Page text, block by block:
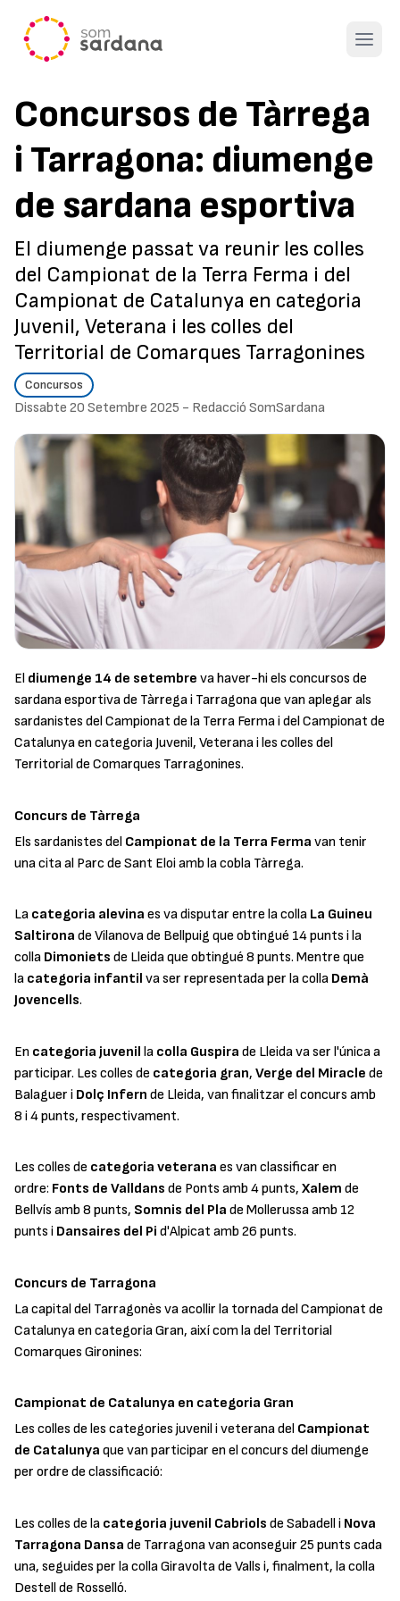
Open
Concursos de Tàrrega
i Tarragona: diumenge
de sardana esportiva
El diumenge passat va reunir les colles
del Campionat de la Terra Ferma i del
Campionat de Catalunya en categoria
Juvenil, Veterana i les colles del
Territorial de Comarques Tarragonines
Concursos
Dissabte 20 Setembre 2025 - Redacció SomSardana
El diumenge 14 de setembre va haver-hi els concursos de
sardana esportiva de Tàrrega i Tarragona que van aplegar als
sardanistes del Campionat de la Terra Ferma i del Campionat de
Catalunya en categoria Juvenil, Veterana i les colles del
Territorial de Comarques Tarragonines.
Concurs de Tàrrega
Els sardanistes del Campionat de la Terra Ferma van tenir
una cita al Parc de Sant Eloi amb la cobla Tàrrega.
La categoria alevina es va disputar entre la colla La Guineu
Saltirona de Vilanova de Bellpuig que obtingué 14 punts i la
colla Dimoniets de Lleida que obtingué 8 punts. Mentre que
la categoria infantil va ser representada per la colla Demà
Jovencells.
En categoria juvenil la colla Guspira de Lleida va ser l'única a
participar. Les colles de categoria gran, Verge del Miracle de
Balaguer i Dolç Infern de Lleida, van finalitzar el concurs amb
8 i 4 punts, respectivament.
Les colles de categoria veterana es van classificar en
ordre: Fonts de Valldans de Ponts amb 4 punts, Xalem de
Bellvís amb 8 punts, Somnis del Pla de Mollerussa amb 12
punts i Dansaires del Pi d'Alpicat amb 26 punts.
Concurs de Tarragona
La capital del Tarragonès va acollir la tornada del Campionat de
Catalunya en categoria Gran, així com la del Territorial
Comarques Gironines:
Campionat de Catalunya en categoria Gran
Les colles de les categories juvenil i veterana del Campionat
de Catalunya que van participar en el concurs del diumenge
per ordre de classificació:
Les colles de la categoria juvenil Cabriols de Sabadell i Nova
Tarragona Dansa de Tarragona van aconseguir 25 punts cada
una, seguides per la colla Giravolta de Valls i, finalment, la colla
Destell de Rosselló.